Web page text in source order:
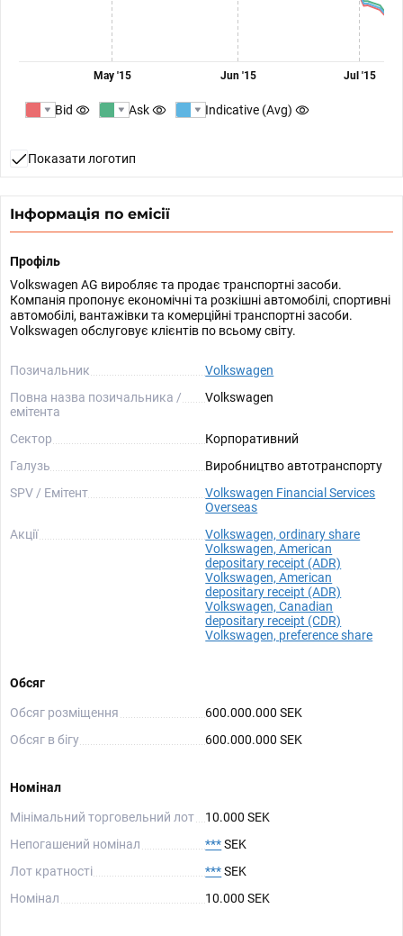
May '15 Jun '15 Jul '15
Bid Ask Indicative (Avg)
Показати логотип
Інформація по емісії
Профіль
Volkswagen AG виробляє та продає транспортні засоби.
Компанія пропонує економічні та розкішні автомобілі, спортивні
автомобілі, вантажівки та комерційні транспортні засоби.
Volkswagen обслуговує клієнтів по всьому світу.
Позичальник
Volkswagen
Повна назва позичальника /
емітента
Volkswagen
Сектор
Корпоративний
Галузь
Виробництво автотранспорту
SPV / Емітент
Volkswagen Financial Services
Overseas
Акції
Volkswagen, ordinary share
Volkswagen, American
depositary receipt (ADR)
Volkswagen, American
depositary receipt (ADR)
Volkswagen, Canadian
depositary receipt (CDR)
Volkswagen, preference share
Обсяг
Обсяг розміщення
600.000.000 SEK
Обсяг в бігу
600.000.000 SEK
Номінал
Мінімальний торговельний лот
10.000 SEK
Непогашений номінал
***SEK
Лот кратності
***SEK
Номінал
10.000 SEK